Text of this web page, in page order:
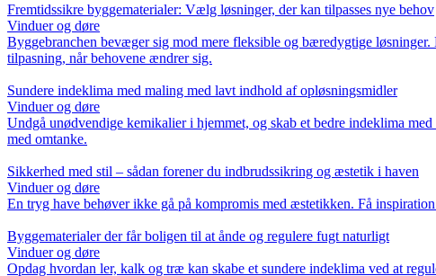
Fremtidssikre byggematerialer: Vælg løsninger, der kan tilpasses nye behov
Vinduer og døre
Byggebranchen bevæger sig mod mere fleksible og bæredygtige
tilpasning, når behovene ændrer sig.
Sundere indeklima med maling med lavt indhold af opløsningsmidler
Vinduer og døre
Undgå unødvendige kemikalier i hjemmet, og skab et bedre indeklima
med omtanke.
Sikkerhed med stil – sådan forener du indbrudssikring og æstetik i haven
Vinduer og døre
En tryg have behøver ikke gå på kompromis med æstetikken. Få
Byggematerialer der får boligen til at ånde og regulere fugt naturligt
Vinduer og døre
Opdag hvordan ler, kalk og træ kan skabe et sundere indeklima ved at